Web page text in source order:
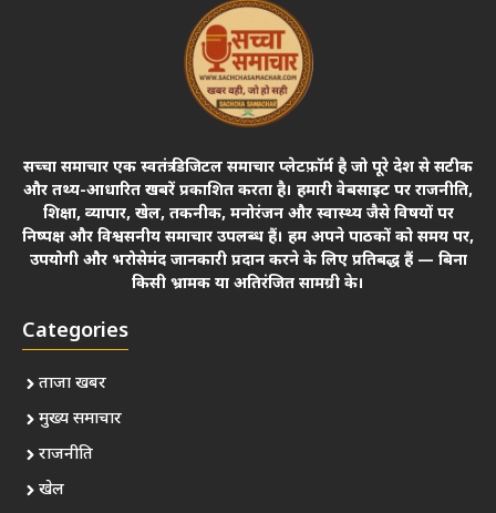
सच्चा समाचार एक स्वतंत्र डिजिटल समाचार प्लेटफ़ॉर्म है जो पूरे देश से सटीक
और तथ्य-आधारित खबरें प्रकाशित करता है। हमारी वेबसाइट पर राजनीति,
शिक्षा, व्यापार, खेल, तकनीक, मनोरंजन और स्वास्थ्य जैसे विषयों पर
निष्पक्ष और विश्वसनीय समाचार उपलब्ध हैं। हम अपने पाठकों को समय पर,
उपयोगी और भरोसेमंद जानकारी प्रदान करने के लिए प्रतिबद्ध हैं — बिना
किसी भ्रामक या अतिरंजित सामग्री के।
Categories
ताजा खबर
मुख्य समाचार
राजनीति
खेल